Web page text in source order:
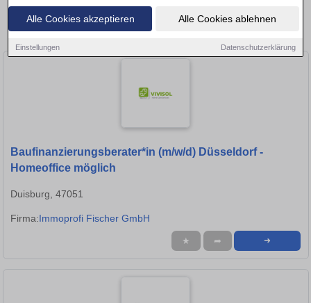
Alle Cookies akzeptieren Alle Cookies ablehnen
Einstellungen Datenschutzerklärung
Büro, vor Ort oder remote: Entdecken Sie jetzt neue Chancen in Ihrer
Region und bewerben Sie sich direkt auf passende Home-Office-Stellen
in Duisburg!
Baufinanzierungsberater*in (m/w/d) Düsseldorf -
Homeoffice möglich
Duisburg, 47051
Firma:Immoprofi Fischer GmbH
★ ➦ ➜